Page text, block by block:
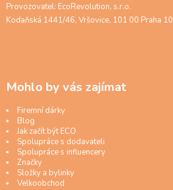
Provozovatel: EcoRevolution, s.r.o.
Kodaňská 1441/46, Vršovice, 101 00 Praha 10
Mohlo by vás zajímat
Firemní dárky
Blog
Jak začít být ECO
Spolupráce s dodavateli
Spolupráce s influencery
Značky
Složky a bylinky
Velkoobchod